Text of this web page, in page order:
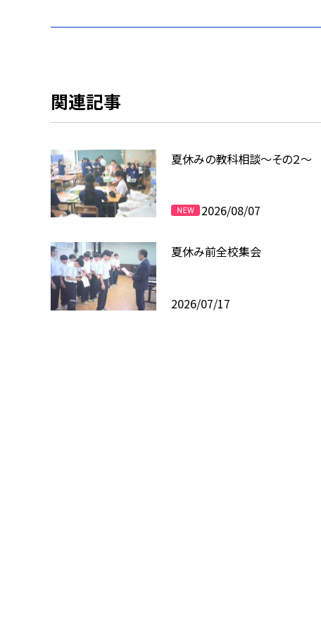
関連記事
夏休みの教科相談～その２～
2026/08/07
夏休み前全校集会
2026/07/17